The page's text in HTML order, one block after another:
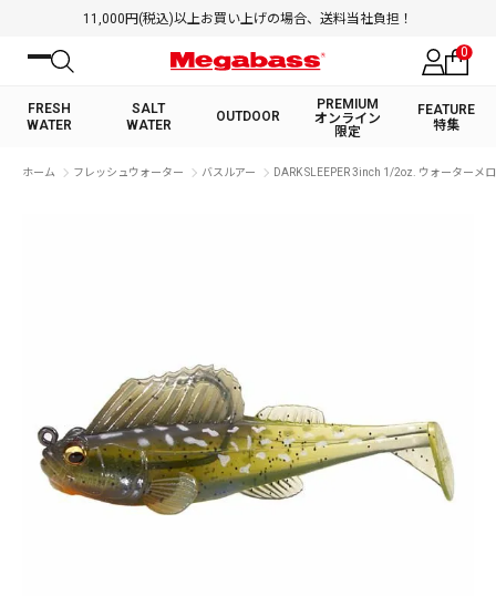
11,000円(税込)以上お買い上げの場合、送料当社負担！
0
FRESH
WATER
SALT
WATER
OUTDOOR
PREMIUM
オンライン
限定
FEATURE
特集
絞り込み検索
PREMIUM オンライン限定
FRESH WATER
ホーム フレッシュウォーター バスルアー DARK SLEEPER 3inch 1/2oz. ウォーターメ